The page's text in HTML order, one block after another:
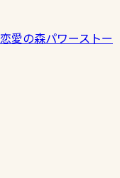
恋愛の森パワーストー